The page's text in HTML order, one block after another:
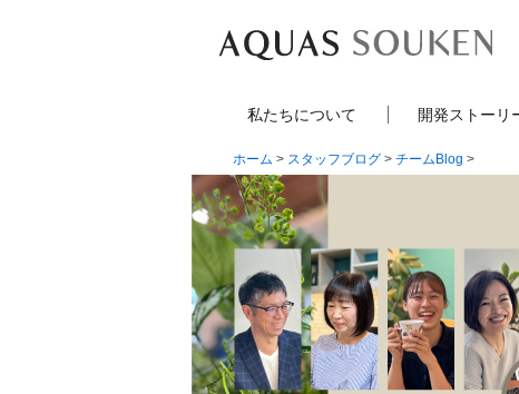
私たちについて 開発ストーリ
ホーム > スタッフブログ > チームBlog >